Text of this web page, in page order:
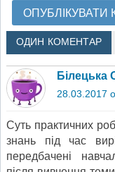
ОДИН КОМЕНТАР
Білецька
28.03.2017
Суть практичних
знань під час
передбачені